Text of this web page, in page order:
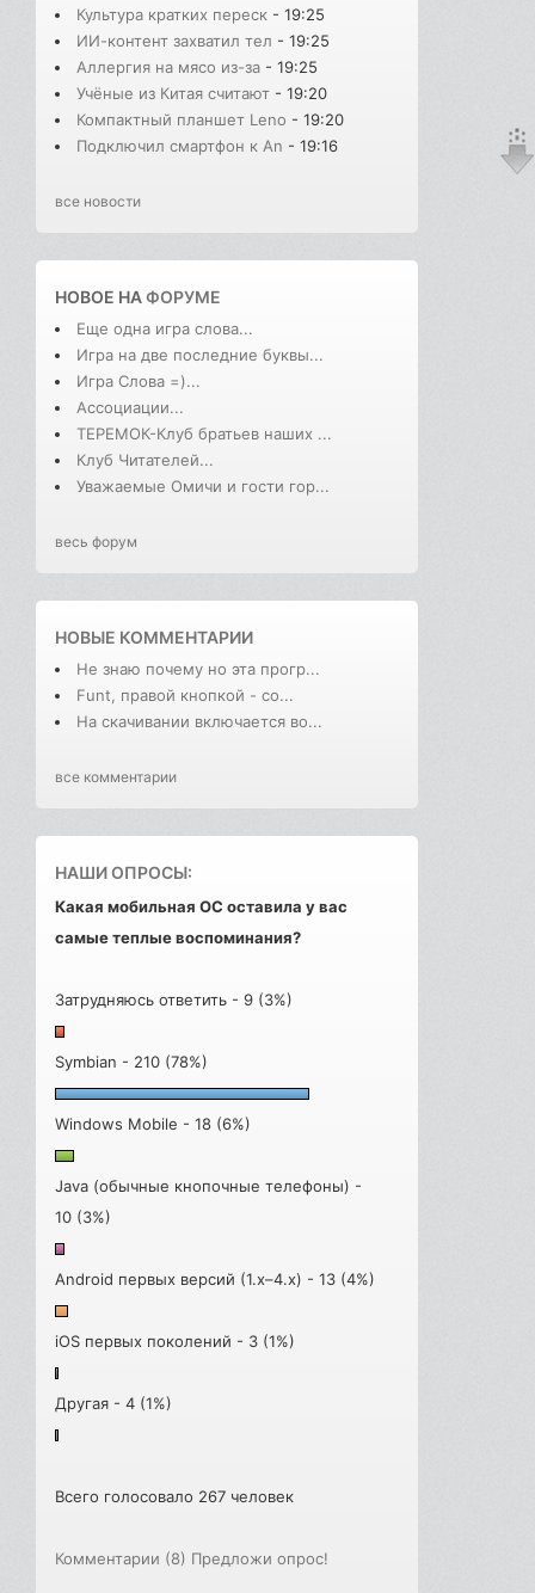
Культура кратких переск - 19:25
ИИ-контент захватил тел - 19:25
Аллергия на мясо из-за - 19:25
Учёные из Китая считают - 19:20
Компактный планшет Leno - 19:20
Подключил смартфон к An - 19:16
все новости
НОВОЕ НАФОРУМЕ
Еще одна игра слова...
Игра на две последние буквы...
Игра Слова =)...
Ассоциации...
ТЕРЕМОК-Клуб братьев наших ...
Клуб Читателей...
Уважаемые Омичи и гости гор...
весь форум
НОВЫЕ КОММЕНТАРИИ
Не знаю почему но эта прогр...
Funt, правой кнопкой - со...
На скачивании включается во...
все комментарии
НАШИ ОПРОСЫ:
Какая мобильная ОС оставила у вас
самые теплые воспоминания?
Затрудняюсь ответить - 9 (3%)
Symbian - 210 (78%)
Windows Mobile - 18 (6%)
Java (обычные кнопочные телефоны) -
10 (3%)
Android первых версий (1.x–4.x) - 13 (4%)
iOS первых поколений - 3 (1%)
Другая - 4 (1%)
Всего голосовало 267 человек
Комментарии (8) Предложи опрос!